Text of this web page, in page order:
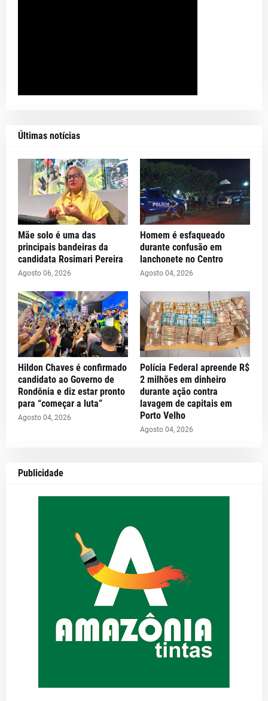
Últimas notícias
Mãe solo é uma das
principais bandeiras da
candidata Rosimari Pereira
Agosto 06, 2026
Homem é esfaqueado
durante confusão em
lanchonete no Centro
Agosto 04, 2026
Hildon Chaves é confirmado
candidato ao Governo de
Rondônia e diz estar pronto
para “começar a luta”
Agosto 04, 2026
Polícia Federal apreende R$
2 milhões em dinheiro
durante ação contra
lavagem de capitais em
Porto Velho
Agosto 04, 2026
Publicidade